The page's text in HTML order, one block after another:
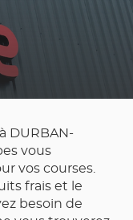
DURBAN-
vous
vos courses.
frais et le
besoin de